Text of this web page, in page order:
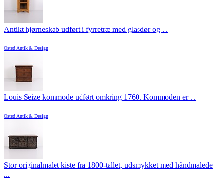
Antikt hjørneskab udført i fyrretræ med glasdør og ...
Osted Antik & Design
Louis Seize kommode udført omkring 1760. Kommoden er ...
Osted Antik & Design
Stor originalmalet kiste fra 1800-tallet, udsmykket med håndmalede
...